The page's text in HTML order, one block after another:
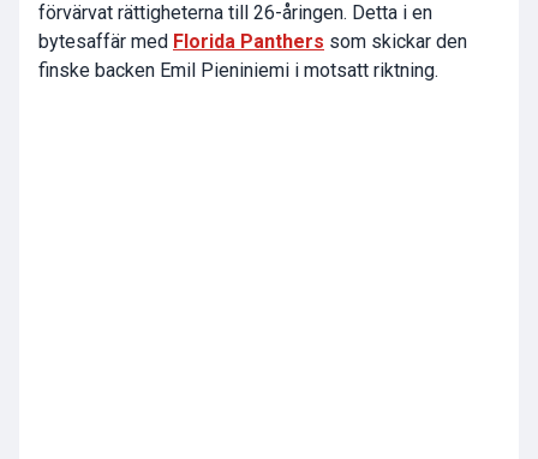
förvärvat rättigheterna till 26-åringen. Detta i en
bytesaffär med Florida Panthers som skickar den
finske backen Emil Pieniniemi i motsatt riktning.